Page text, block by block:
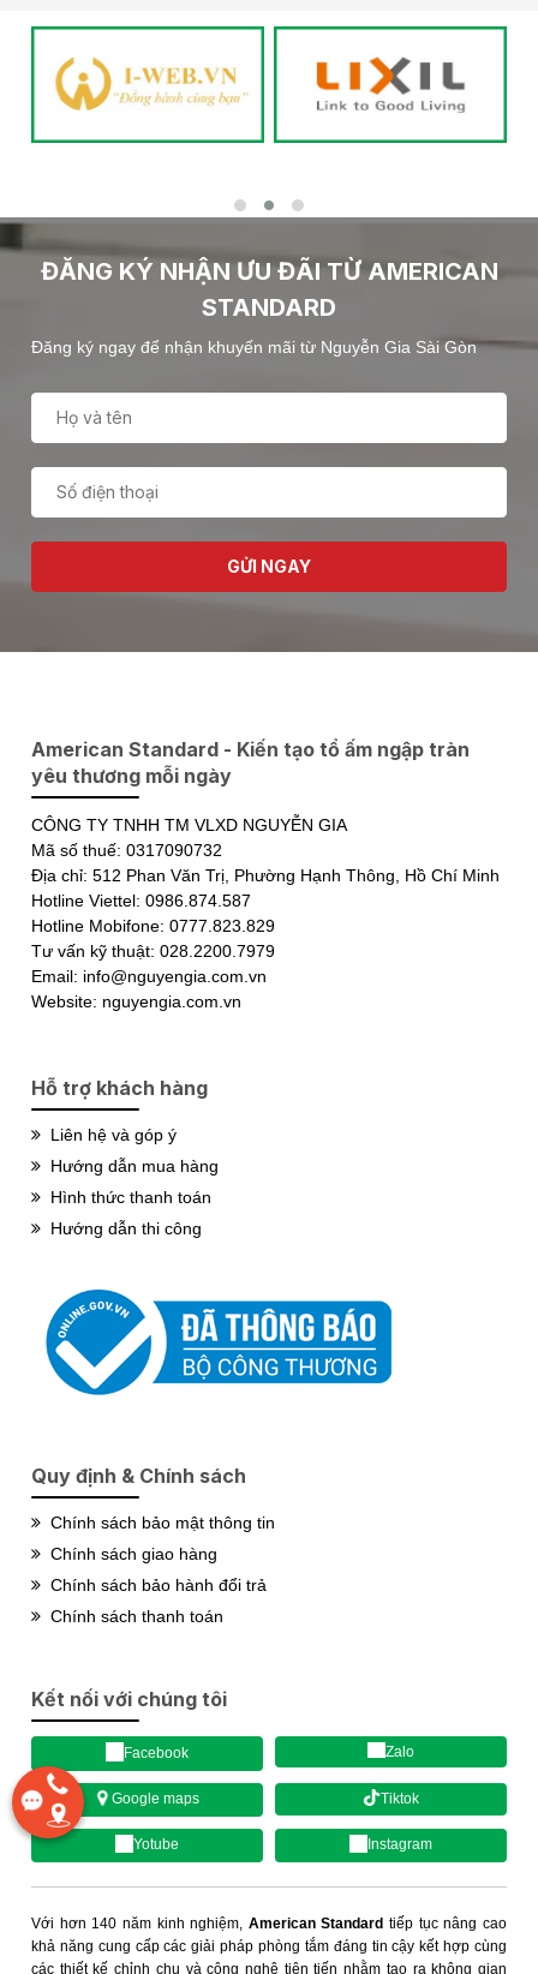
ĐĂNG KÝ NHẬN ƯU ĐÃI TỪ AMERICAN
STANDARD
Đăng ký ngay để nhận khuyến mãi từ Nguyễn Gia Sài Gòn
GỬI NGAY
American Standard - Kiến tạo tổ ấm ngập tràn
yêu thương mỗi ngày
CÔNG TY TNHH TM VLXD NGUYỄN GIA
Mã số thuế: 0317090732
Địa chỉ: 512 Phan Văn Trị, Phường Hạnh Thông, Hồ Chí Minh
Hotline Viettel: 0986.874.587
Hotline Mobifone: 0777.823.829
Tư vấn kỹ thuật: 028.2200.7979
Email: info@nguyengia.com.vn
Website: nguyengia.com.vn
Hỗ trợ khách hàng
Liên hệ và góp ý
Hướng dẫn mua hàng
Hình thức thanh toán
Hướng dẫn thi công
Quy định & Chính sách
Chính sách bảo mật thông tin
Chính sách giao hàng
Chính sách bảo hành đổi trả
Chính sách thanh toán
Kết nối với chúng tôi
Facebook Zalo
Google maps Tiktok
Yotube Instagram
Với hơn 140 năm kinh nghiệm, American Standard tiếp tục nâng cao
khả năng cung cấp các giải pháp phòng tắm đáng tin cậy kết hợp cùng
các thiết kế chỉnh chu và công nghệ tiên tiến nhằm tạo ra không gian